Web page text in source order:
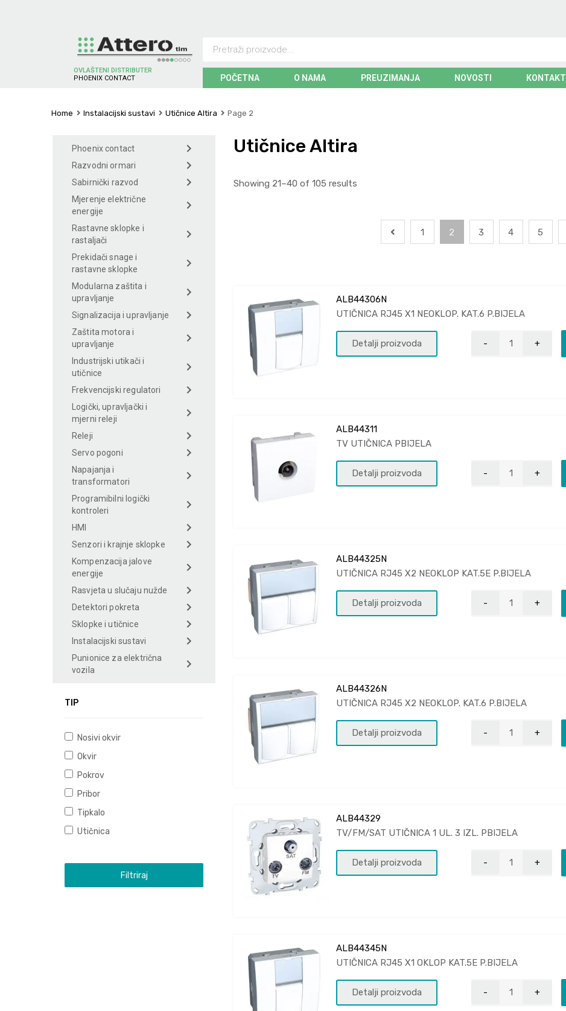
OVLAŠTENI DISTRIBUTER
P H O EN X CO NTACT POČETNA O NAMA PREUZIMANJA NOVOSTI KONTAKT
Home Instalacijski sustavi Utičnice Altira Page 2
Utičnice Altira
Showing 21–40 of 105 results
1 2 3 4 5
ALB44306N
UTIČNICA RJ45 X1 NEOKLOP. KAT.6 P.BIJELA
Detalji proizvoda
ALB44311
TV UTIČNICA PBIJELA
Detalji proizvoda
ALB44325N
UTIČNICA RJ45 X2 NEOKLOP KAT.5E P.BIJELA
Detalji proizvoda
ALB44326N
UTIČNICA RJ45 X2 NEOKLOP. KAT.6 P.BIJELA
Detalji proizvoda
ALB44329
TV/FM/SAT UTIČNICA 1 UL. 3 IZL. PBIJELA
Detalji proizvoda
ALB44345N
UTIČNICA RJ45 X1 OKLOP KAT.5E P.BIJELA
Detalji proizvoda
Phoenix contact
Razvodni ormari
Sabirnički razvod
Mjerenje električne
energije
Rastavne sklopke i
rastaljači
Prekidači snage i
rastavne sklopke
Modularna zaštita i
upravljanje
Signalizacija i upravljanje
Zaštita motora i
upravljanje
Industrijski utikači i
utičnice
Frekvencijski regulatori
Logički, upravljački i
mjerni releji
Releji
Servo pogoni
Napajanja i
transformatori
Programibilni logički
kontroleri
HMI
Senzori i krajnje sklopke
Kompenzacija jalove
energije
Rasvjeta u slučaju nužde
Detektori pokreta
Sklopke i utičnice
Instalacijski sustavi
Punionice za električna
vozila
TIP
Nosivi okvir
Okvir
Pokrov
Pribor
Tipkalo
Utičnica
Filtriraj